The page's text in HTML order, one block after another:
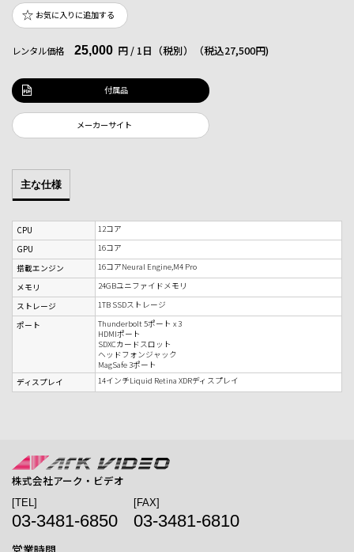
お気に入りに追加する
レンタル価格 25,000 円 / 1日（税別） （税込27,500円)
付属品
メーカーサイト
主な仕様
CPU
12コア
GPU
16コア
搭載エンジン
16コアNeural Engine,M4 Pro
メモリ
24GBユニファイドメモリ
ストレージ
1TB SSDストレージ
ポート
Thunderbolt 5ポート x 3
HDMIポート
SDXCカードスロット
ヘッドフォンジャック
MagSafe 3ポート
ディスプレイ
14インチLiquid Retina XDRディスプレイ
株式会社アーク・ビデオ
[TEL]
03-3481-6850
[FAX]
03-3481-6810